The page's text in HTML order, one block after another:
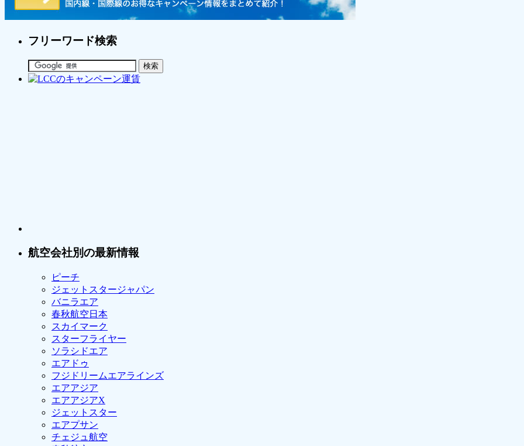
フリーワード検索
航空会社別の最新情報
ピーチ
ジェットスタージャパン
バニラエア
春秋航空日本
スカイマーク
スターフライヤー
ソラシドエア
エアドゥ
フジドリームエアラインズ
エアアジア
エアアジアX
ジェットスター
エアプサン
チェジュ航空